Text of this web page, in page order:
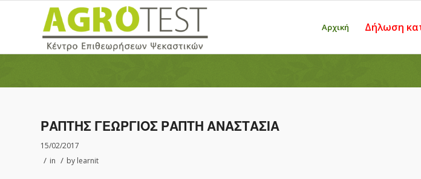
Αρχική Δήλωση
ΡΑΠΤΗΣ ΓΕΩΡΓΙΟΣ ΡΑΠΤΗ ΑΝΑΣΤΑΣΙΑ
15/02/2017
/ in / by learnit